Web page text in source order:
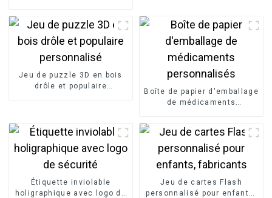
Jeu de puzzle 3D en bois
drôle et populaire
Boîte de papier d'emballage
de médicaments
Étiquette inviolable
holigraphique avec logo de
Jeu de cartes Flash
personnalisé pour enfants,